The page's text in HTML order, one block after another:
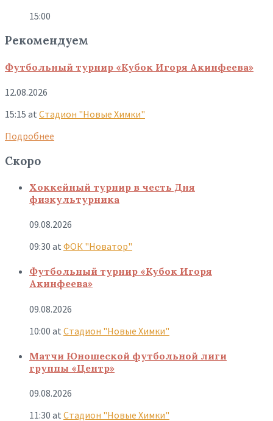
15:00
Рекомендуем
Футбольный турнир «Кубок Игоря Акинфеева»
12.08.2026
15:15 at Стадион "Новые Химки"
Подробнее
Скоро
Хоккейный турнир в честь Дня
физкультурника
09.08.2026
09:30 at ФОК "Новатор"
Футбольный турнир «Кубок Игоря
Акинфеева»
09.08.2026
10:00 at Стадион "Новые Химки"
Матчи Юношеской футбольной лиги
группы «Центр»
09.08.2026
11:30 at Стадион "Новые Химки"